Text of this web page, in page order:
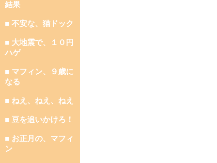
結果
■ 不安な、猫ドック
■ 大地震で、１０円
ハゲ
■ マフィン、９歳に
なる
■ ねえ、ねえ、ねえ
■ 豆を追いかけろ！
■ お正月の、マフィ
ン